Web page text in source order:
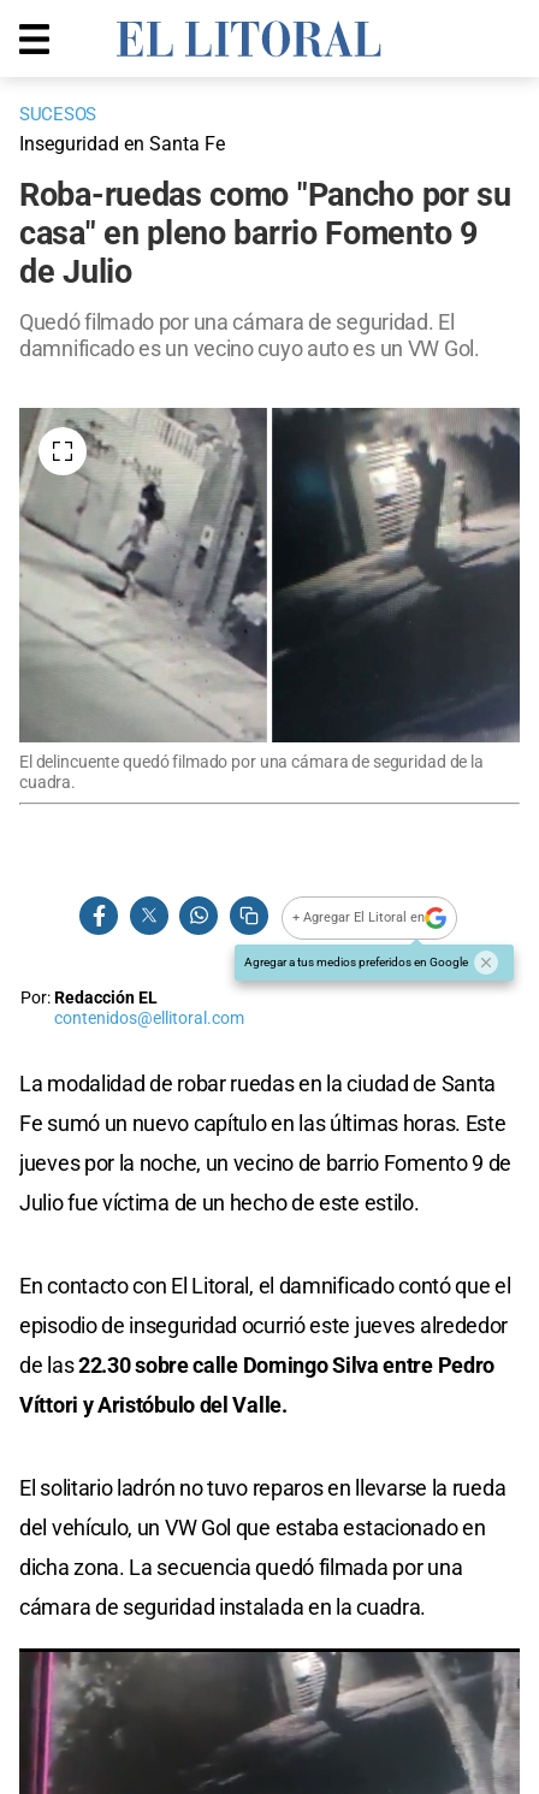
SUCESOS
Inseguridad en Santa Fe
Roba-ruedas como "Pancho por su
casa" en pleno barrio Fomento 9
de Julio
Quedó filmado por una cámara de seguridad. El
damnificado es un vecino cuyo auto es un VW Gol.
El delincuente quedó filmado por una cámara de seguridad de la
cuadra.
+ Agregar El Litoral en
Agregar a tus medios preferidos en Google
Por:Redacción EL
contenidos@ellitoral.com
La modalidad de robar ruedas en la ciudad de Santa
Fe sumó un nuevo capítulo en las últimas horas. Este
jueves por la noche, un vecino de barrio Fomento 9 de
Julio fue víctima de un hecho de este estilo.
En contacto con El Litoral, el damnificado contó que el
episodio de inseguridad ocurrió este jueves alrededor
de las22.30 sobre calle Domingo Silva entre Pedro
Víttori y Aristóbulo del Valle.
El solitario ladrón no tuvo reparos en llevarse la rueda
del vehículo, un VW Gol que estaba estacionado en
dicha zona. La secuencia quedó filmada por una
cámara de seguridad instalada en la cuadra.